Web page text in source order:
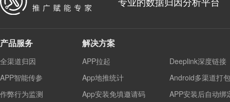
产品服务
全渠道归因
APP智能传参
作弊行为监测
解决方案
APP拉起
Deeplink深度链接
App地推统计
Android多渠道打包
App安装免填邀请码
APP安装后自动绑